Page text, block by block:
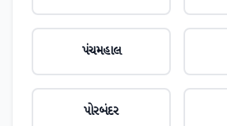
પંચમહાલ
પોરબંદર